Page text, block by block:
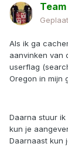
Als ik ga
aanvinken van
userflag
Oregon in mijn
Daarna stuur ik
kun je
Daarnaast kun